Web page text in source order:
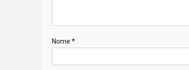
Nome *